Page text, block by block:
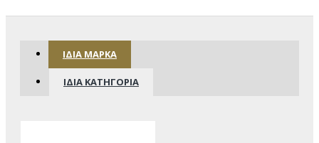
ΊΔΙΑ ΜΆΡΚΑ
ΊΔΙΑ ΚΑΤΗΓΟΡΊΑ